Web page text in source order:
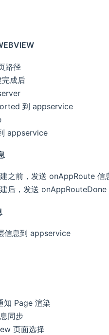
路径
成后
到 appservice
appservice
之前，发送 onAppRoute 信
后，发送 onAppRouteDone
信息到 appservice
知 Page 渲染
同步
页面选择